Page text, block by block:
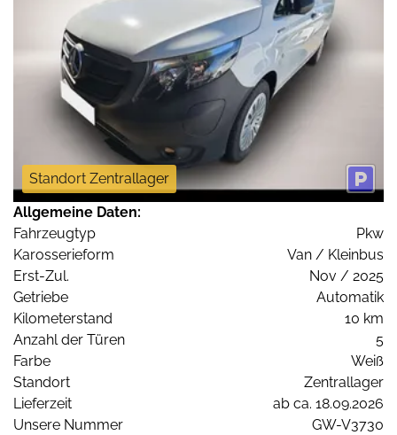
Standort Zentrallager
Allgemeine Daten:
Fahrzeugtyp
Pkw
Karosserieform
Van / Kleinbus
Erst-Zul.
Nov / 2025
Getriebe
Automatik
Kilometerstand
10 km
Anzahl der Türen
5
Farbe
Weiß
Standort
Zentrallager
Lieferzeit
ab ca. 18.09.2026
Unsere Nummer
GW-V3730